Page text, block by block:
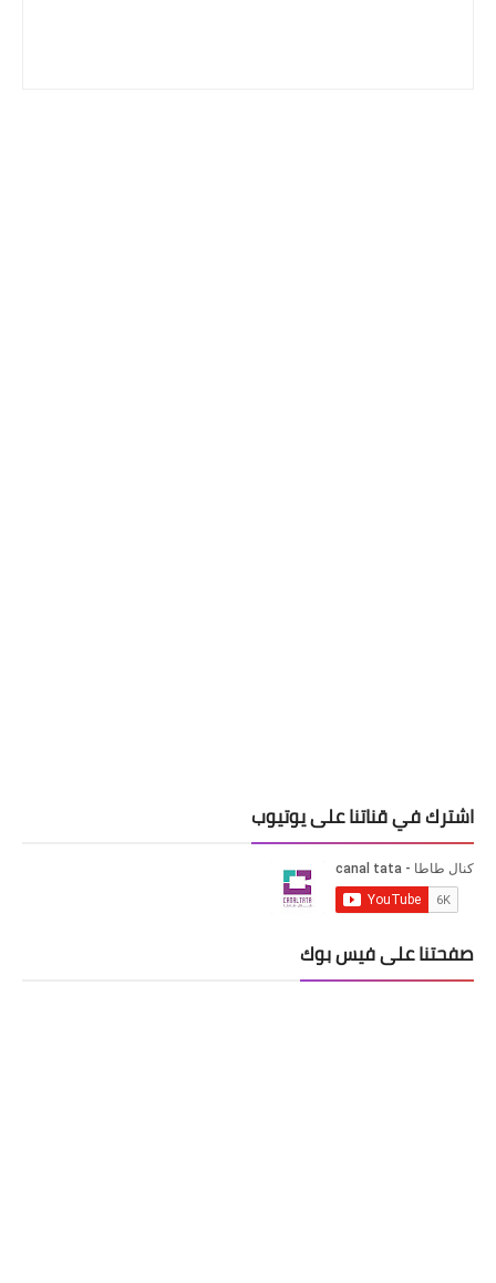
اشترك في قناتنا على يوتيوب
صفحتنا على فيس بوك